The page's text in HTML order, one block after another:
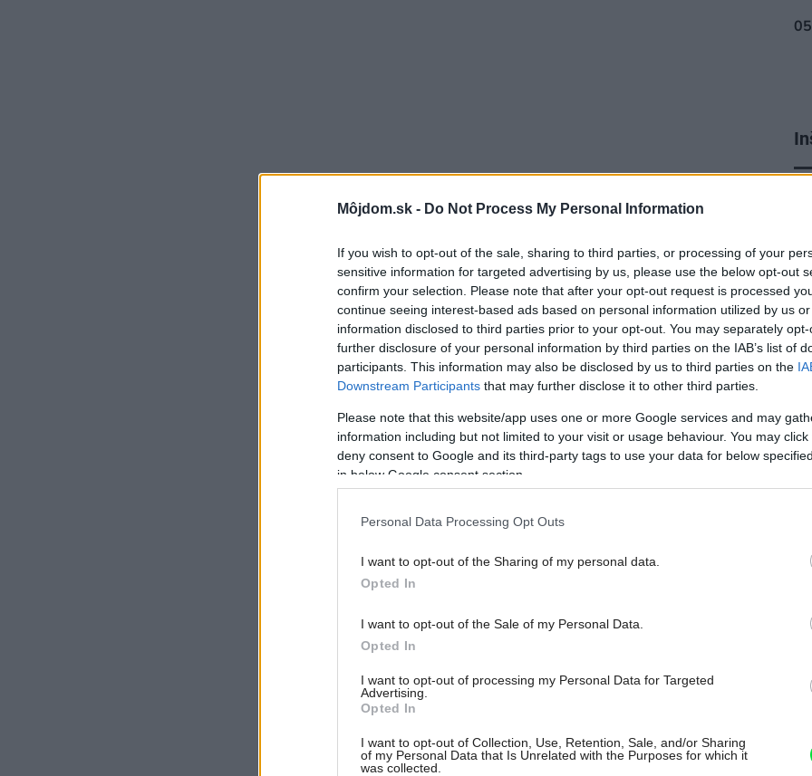
Môjdom.sk - Do Not Process My Personal Information
If you wish to opt-out of the sale, sharing to third parties, or processing of your
sensitive information for targeted advertising by us, please use the below opt-out
confirm your selection. Please note that after your opt-out request is processed
continue seeing interest-based ads based on personal information utilized by us
information disclosed to third parties prior to your opt-out. You may separately
further disclosure of your personal information by third parties on the IAB’s list of
participants. This information may also be disclosed by us to third parties on the
Downstream Participants that may further disclose it to other third parties.
Please note that this website/app uses one or more Google services and may
information including but not limited to your visit or usage behaviour. You may
deny consent to Google and its third-party tags to use your data for below
in below Google consent section.
Personal Data Processing Opt Outs
I want to opt-out of the Sharing of my personal data.
Opted In
I want to opt-out of the Sale of my Personal Data.
Opted In
I want to opt-out of processing my Personal Data for Targeted
Advertising.
Opted In
I want to opt-out of Collection, Use, Retention, Sale, and/or Sharing
of my Personal Data that Is Unrelated with the Purposes for which it
was collected.